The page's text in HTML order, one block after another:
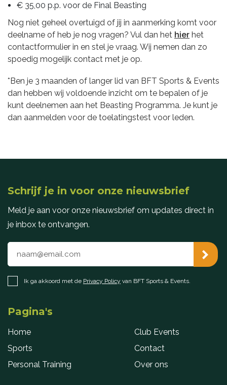
€ 35,00 p.p. voor de Final Beasting
Nog niet geheel overtuigd of jij in aanmerking komt voor
deelname of heb je nog vragen? Vul dan het hier het
contactformulier in en stel je vraag. Wij nemen dan zo
spoedig mogelijk contact met je op.
*Ben je 3 maanden of langer lid van BFT Sports & Events
dan hebben wij voldoende inzicht om te bepalen of je
kunt deelnemen aan het Beasting Programma. Je kunt je
dan aanmelden voor de toelatingstest voor leden.
Schrijf je in voor onze nieuwsbrief
Meld je aan voor onze nieuwsbrief om updates direct in
je inbox te ontvangen.
Ik ga akkoord met de Privacy Policy van BFT Sports & Events.
Pagina's
Home
Sports
Personal Training
Club Events
Contact
Over ons